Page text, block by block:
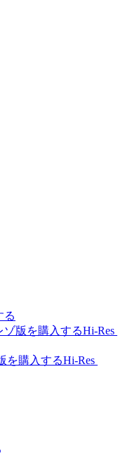
Hi-Res
Hi-Res